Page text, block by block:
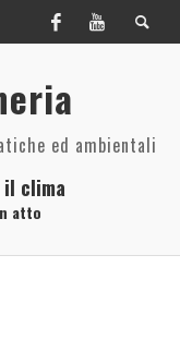
ed ambientali
il clima
atto